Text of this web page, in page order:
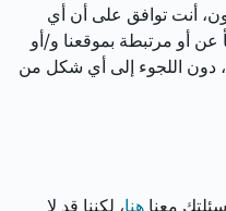
أنت توافق على أن أي
أو مرتبطة بموقعنا و/أو
دون اللجوء إلى أي شكل من
معنا هنا، لكننا قد لا